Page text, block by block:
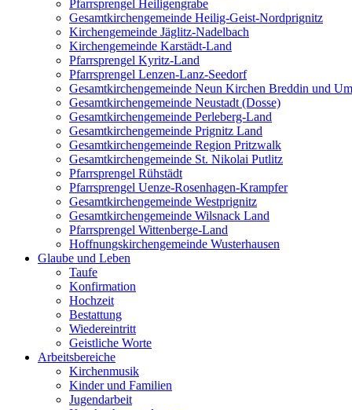
Pfarrsprengel Heiligengrabe
Gesamtkirchengemeinde Heilig-Geist-Nordprignitz
Kirchengemeinde Jäglitz-Nadelbach
Kirchengemeinde Karstädt-Land
Pfarrsprengel Kyritz-Land
Pfarrsprengel Lenzen-Lanz-Seedorf
Gesamtkirchengemeinde Neun Kirchen Breddin und
Gesamtkirchengemeinde Neustadt (Dosse)
Gesamtkirchengemeinde Perleberg-Land
Gesamtkirchengemeinde Prignitz Land
Gesamtkirchengemeinde Region Pritzwalk
Gesamtkirchengemeinde St. Nikolai Putlitz
Pfarrsprengel Rühstädt
Pfarrsprengel Uenze-Rosenhagen-Krampfer
Gesamtkirchengemeinde Westprignitz
Gesamtkirchengemeinde Wilsnack Land
Pfarrsprengel Wittenberge-Land
Hoffnungskirchengemeinde Wusterhausen
Glaube und Leben
Taufe
Konfirmation
Hochzeit
Bestattung
Wiedereintritt
Geistliche Worte
Arbeitsbereiche
Kirchenmusik
Kinder und Familien
Jugendarbeit